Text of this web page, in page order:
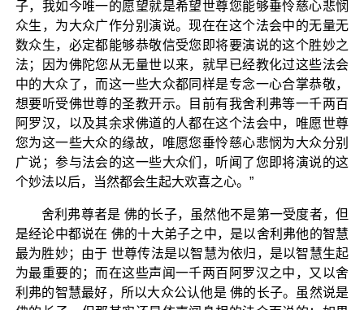
子，我如今唯一的愿望就是希望世尊您能够垂怜慈心悲悯
众生，为大众广作分别演说。现在在这个法会中的无量无
数众生，必定都能够恭敬信受您即将要演说的这个胜妙之
法；因为佛陀您从无量世以来，就早已经教化过这些法会
中的大众了，而这一些大众都同样是专念一心合掌恭敬，
想要听受佛世尊的圣教开示。目前有我舍利弗等一千两百
阿罗汉，以及其余求佛道的人都在这个法会中，唯愿世尊
您为这一些大众的缘故，唯愿您垂怜慈心悲悯为大众分别
广说；参与法会的这一些大众们，听闻了您即将演说的这
个妙法以后，当然都会生起大欢喜之心。”
舍利弗尊者是 佛的长子，虽然他不是第一受度者，但
是经论中都说在 佛的十大弟子之中，是以舍利弗他的智慧
最为胜妙；由于 世尊传法是以智慧为依归，是以智慧生起
为最重要的；而在这些声闻一千两百阿罗汉之中，又以舍
利弗的智慧最好，所以大众公认他是 佛的长子。虽然说是